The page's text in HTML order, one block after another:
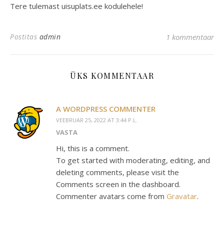
Tere tulemast uisuplats.ee kodulehele!
Postitas admin 1 kommentaar
ÜKS KOMMENTAAR
A WORDPRESS COMMENTER
VEEBRUAR 25, 2022 AT 3:44 P.L.
VASTA
Hi, this is a comment.
To get started with moderating, editing, and
deleting comments, please visit the
Comments screen in the dashboard.
Commenter avatars come from Gravatar.